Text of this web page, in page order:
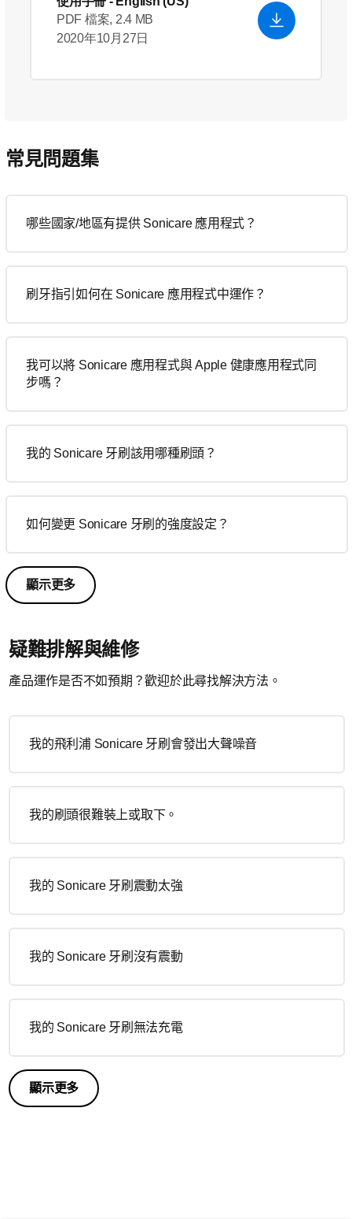
PDF 檔案, 2.4 MB
2020年10月27日
常見問題集
哪些國家/地區有提供 Sonicare 應用程式？
刷牙指引如何在 Sonicare 應用程式中運作？
我可以將 Sonicare 應用程式與 Apple 健康應用程式同
步嗎？
我的 Sonicare 牙刷該用哪種刷頭？
如何變更 Sonicare 牙刷的強度設定？
顯示更多
疑難排解與維修
產品運作是否不如預期？歡迎於此尋找解決方法。
我的飛利浦 Sonicare 牙刷會發出大聲噪音
我的刷頭很難裝上或取下。
我的 Sonicare 牙刷震動太強
我的 Sonicare 牙刷沒有震動
我的 Sonicare 牙刷無法充電
顯示更多